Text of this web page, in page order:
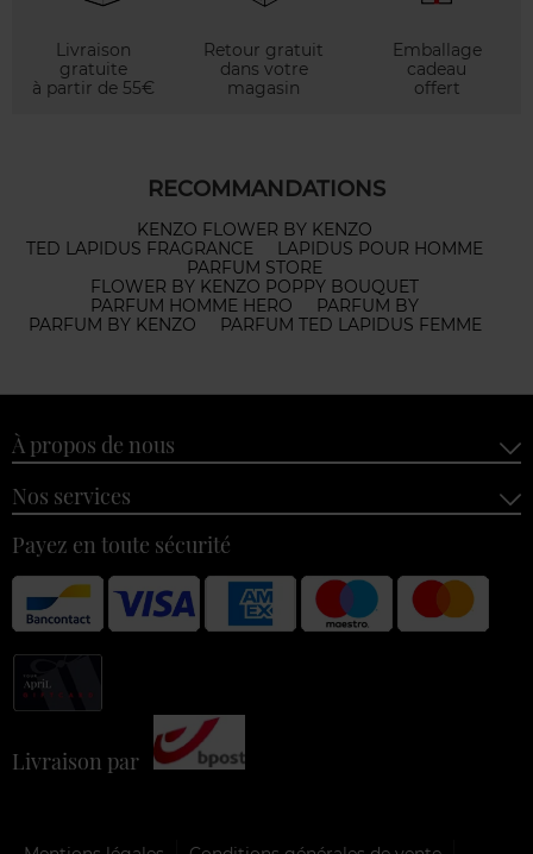
Livraison
gratuite
à partir de 55€
Retour gratuit
dans votre
magasin
Emballage
cadeau
offert
RECOMMANDATIONS
KENZO FLOWER BY KENZO
TED LAPIDUS FRAGRANCE
LAPIDUS POUR HOMME
PARFUM STORE
FLOWER BY KENZO POPPY BOUQUET
PARFUM HOMME HERO
PARFUM BY
PARFUM BY KENZO
PARFUM TED LAPIDUS FEMME
À propos de nous
Nos services
Payez en toute sécurité
Livraison par